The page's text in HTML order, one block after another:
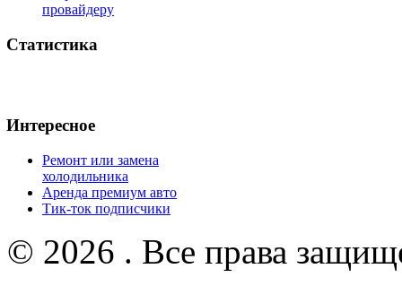
провайдеру
Статистика
Интересное
Ремонт или замена
холодильника
Аренда премиум авто
Тик-ток подписчики
© 2026 . Все права